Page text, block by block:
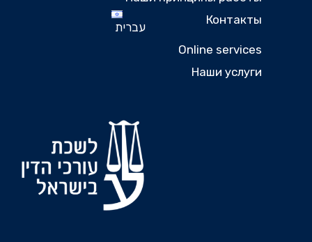
עברית
Контакты
Online services
Наши услуги